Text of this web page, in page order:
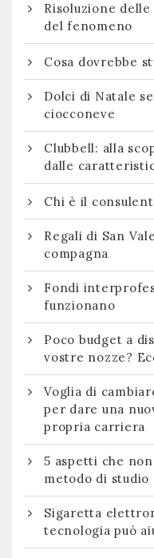
Risoluzione
del fenomeno
Cosa dovrebbe
Dolci di Natale
ciocconeve
Clubbell: alla
dalle
Chi è il
Regali di San
compagna
Fondi
funzionano
Poco budget a
vostre nozze?
Voglia di
per dare una
propria carriera
5 aspetti che
metodo di studio
Sigaretta
tecnologia può